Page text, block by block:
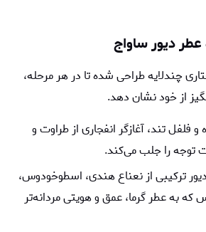
دیور ساواج
چندلایه طراحی شده تا در هر مرحله،
از خود نشان دهد.
و فلفل تند، آغازگر انفجاری از طراوت و
توجه را جلب می‌کند.
ترکیبی از نعناع هندی، اسطوخودوس،
به عطر گرما، عمق و هویتی مردانه‌تر